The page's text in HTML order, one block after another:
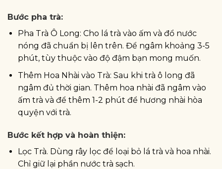
Bước pha trà:
Pha Trà Ô Long: Cho lá trà vào ấm và đổ nước
nóng đã chuẩn bị lên trên. Để ngâm khoảng 3-5
phút, tùy thuộc vào độ đậm bạn mong muốn.
Thêm Hoa Nhài vào Trà: Sau khi trà ô long đã
ngâm đủ thời gian. Thêm hoa nhài đã ngâm vào
ấm trà và để thêm 1-2 phút để hương nhài hòa
quyện với trà.
Bước kết hợp và hoàn thiện:
Lọc Trà. Dùng rây lọc để loại bỏ lá trà và hoa nhài.
Chỉ giữ lại phần nước trà sạch.